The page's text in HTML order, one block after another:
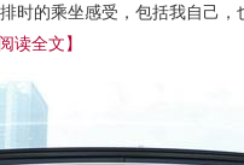
时的乘坐感受，包括我自己
阅读全文】